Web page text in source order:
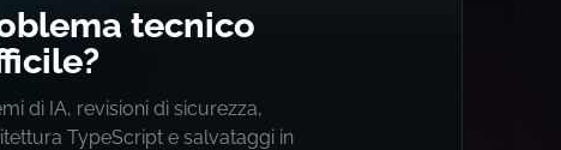
tecnico
di IA, revisioni di sicurezza,
TypeScript e salvataggi in